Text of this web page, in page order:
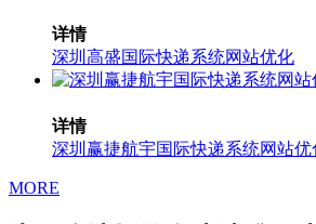
详情
深圳高盛国际快递系统网站优化
详情
深圳赢捷航宇国际快递系统网站优
MORE